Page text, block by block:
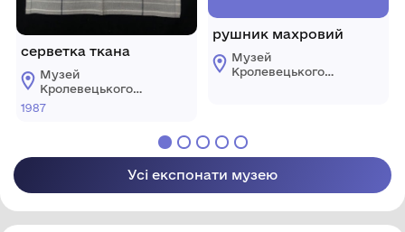
серветка ткана
Музей
Кролевецького
ткацтва
1987
рушник махровий
Музей
Кролевецького
Усі експонати музею